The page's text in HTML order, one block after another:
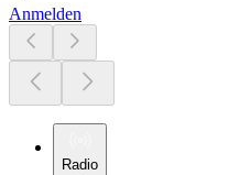
Anmelden
Radio